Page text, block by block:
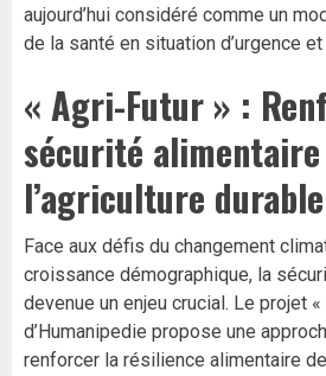
aujourd’hui considéré comme un
de la santé en situation d’urgence
« Agri-Futur » :
sécurité
l’agriculture durable
Face aux défis du changement
croissance démographique, la
devenue un enjeu crucial. Le projet
d’Humanipedie propose une
renforcer la résilience alimentaire